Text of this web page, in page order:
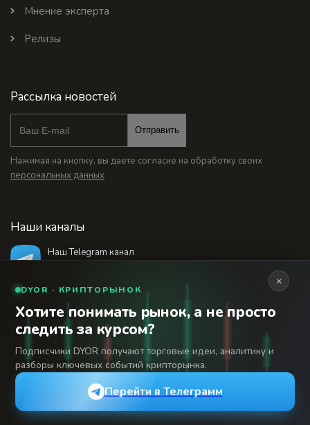
Мнение эксперта
Релизы
Рассылка новостей
Отправить
Нажимая на кнопку, вы даете согласие на обработку своих
персональных данных
Наши каналы
Наш Telegram канал
18+
© 2026 Финансовый интернет-портал «Банки
Сегодня». Используя сайт BanksToday.net вы
Сетевое издание «Банки Сегодня» зарегистрировано
Федеральной службой по надзору в сфере связи,
информационных технологий и массовых коммуникаций,
регистрационный номер: серия Эл № 04-216902
×
DYOR · КРИПТОРЫНОК
Хотите понимать рынок, а не просто
следить за курсом?
Подписчики DYOR получают торговые идеи, аналитику и
разборы ключевых событий крипторынка.
Перейти в Телеграмм